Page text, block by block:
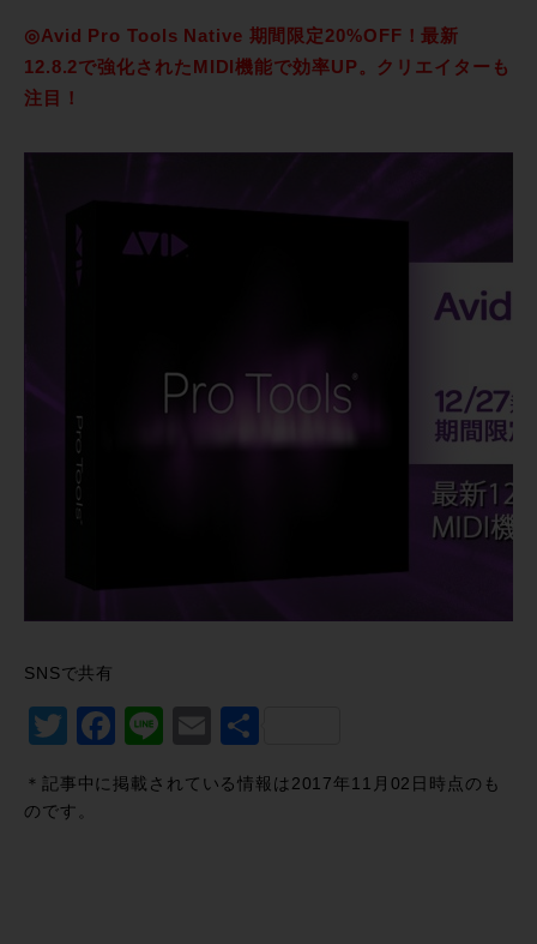
◎Avid Pro Tools Native 期間限定20%OFF！最新
12.8.2で強化されたMIDI機能で効率UP。クリエイターも
注目！
SNSで共有
Twitter
Facebook
LineEmail
＊記事中に掲載されている情報は2017年11月02日時点のも
のです。